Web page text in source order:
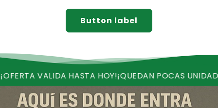
Button label
VALIDA HASTA HOY!¡QUEDAN POCAS UNIDADES!